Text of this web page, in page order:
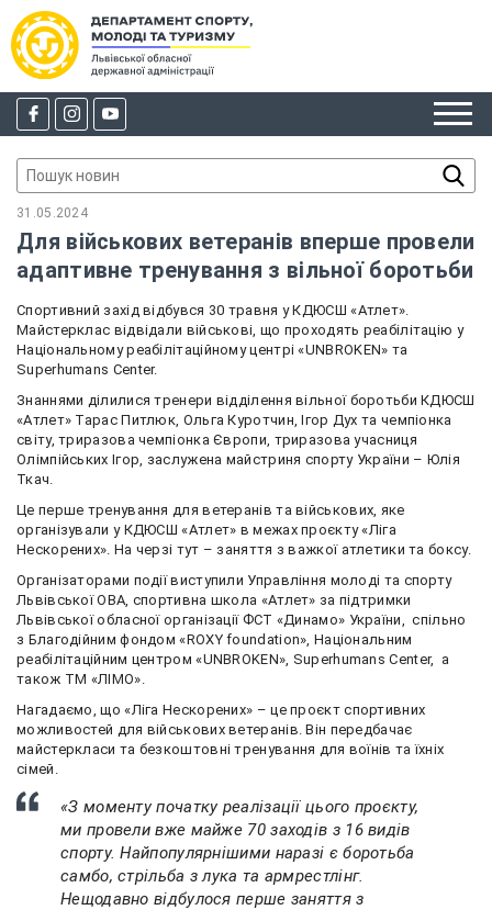
31.05.2024
Для військових ветеранів вперше провели
адаптивне тренування з вільної боротьби
Спортивний захід відбувся 30 травня у КДЮСШ «Атлет».
Майстерклас відвідали військові, що проходять реабілітацію у
Національному реабілітаційному центрі «UNBROKEN» та
Superhumans Center.
Знаннями ділилися тренери відділення вільної боротьби КДЮСШ
«Атлет» Тарас Питлюк, Ольга Куротчин, Ігор Дух та чемпіонка
світу, триразова чемпіонка Європи, триразова учасниця
Олімпійських Ігор, заслужена майстриня спорту України – Юлія
Ткач.
Це перше тренування для ветеранів та військових, яке
організували у КДЮСШ «Атлет» в межах проєкту «Ліга
Нескорених». На черзі тут – заняття з важкої атлетики та боксу.
Організаторами події виступили Управління молоді та спорту
Львівської ОВА, спортивна школа «Атлет» за підтримки
Львівської обласної організації ФСТ «Динамо» України, спільно
з Благодійним фондом «ROXY foundation», Національним
реабілітаційним центром «UNBROKEN», Superhumans Center, а
також ТМ «ЛІМО».
Нагадаємо, що «Ліга Нескорених» – це проєкт спортивних
можливостей для військових ветеранів. Він передбачає
майстеркласи та безкоштовні тренування для воїнів та їхніх
сімей.
«З моменту початку реалізації цього проєкту,
ми провели вже майже 70 заходів з 16 видів
спорту. Найпопулярнішими наразі є боротьба
самбо, стрільба з лука та армрестлінг.
Нещодавно відбулося перше заняття з